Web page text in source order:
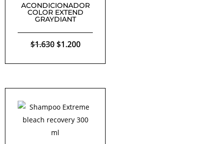
ACONDICIONADOR
COLOR EXTEND
GRAYDIANT
$1.630El
$1.200El